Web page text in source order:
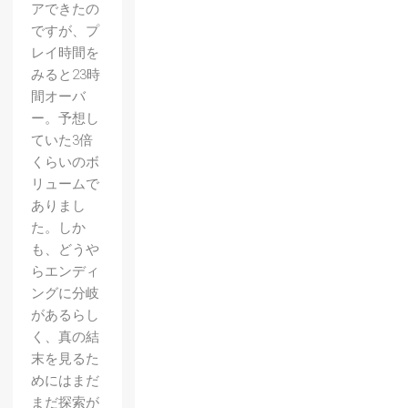
アできたの
ですが、プ
レイ時間を
みると23時
間オーバ
ー。予想し
ていた3倍
くらいのボ
リュームで
ありまし
た。しか
も、どうや
らエンディ
ングに分岐
があるらし
く、真の結
末を見るた
めにはまだ
まだ探索が